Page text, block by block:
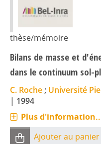
thèse/mémoire
Bilans de masse et
dans le continuum sol-
C. Roche ; Université
| 1994
Plus
Ajouter au panier